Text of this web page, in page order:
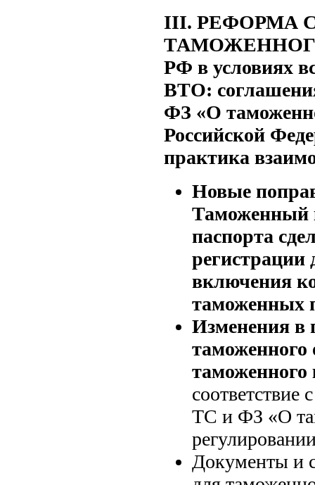
III. РЕФОРМА
РФ в условиях
ВТО:
ФЗ «О
Российской
практика
Новые
Таможенный
паспорта
регистрации
включения
таможенных
Изменения в
таможенного
ТС и ФЗ «О
Документы и